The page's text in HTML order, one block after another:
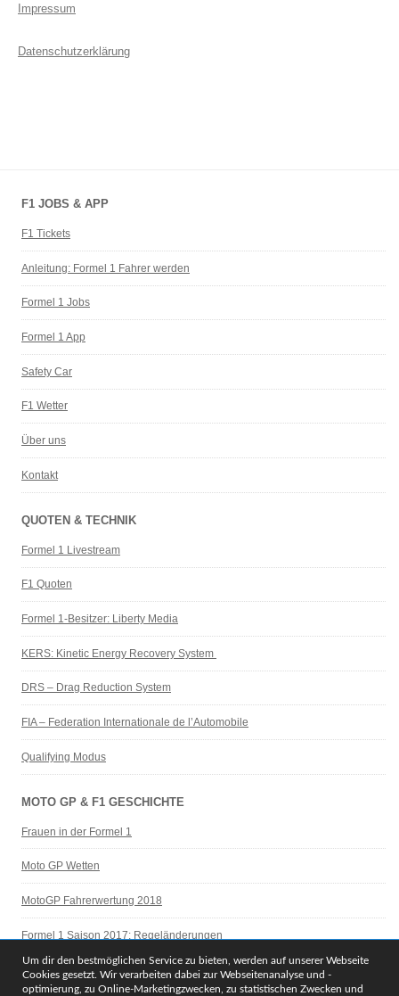
Impressum
Datenschutzerklärung
F1 JOBS & APP
F1 Tickets
Anleitung: Formel 1 Fahrer werden
Formel 1 Jobs
Formel 1 App
Safety Car
F1 Wetter
Über uns
Kontakt
QUOTEN & TECHNIK
Formel 1 Livestream
F1 Quoten
Formel 1-Besitzer: Liberty Media
KERS: Kinetic Energy Recovery System
DRS – Drag Reduction System
FIA – Federation Internationale de l’Automobile
Qualifying Modus
MOTO GP & F1 GESCHICHTE
Frauen in der Formel 1
Moto GP Wetten
MotoGP Fahrerwertung 2018
Formel 1 Saison 2017: Regeländerungen
Legenden der F1 Geschichte
Um dir den bestmöglichen Service zu bieten, werden auf unserer Webseite
Cookies gesetzt. Wir verarbeiten dabei zur Webseitenanalyse und -
optimierung, zu Online-Marketingzwecken, zu statistischen Zwecken und